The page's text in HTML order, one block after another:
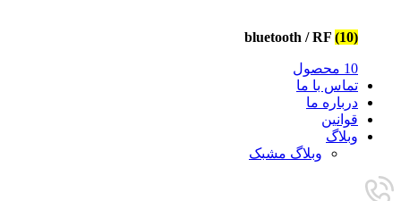
bluetooth / RF (10)
10 محصول
تماس با ما
درباره ما
قوانین
وبلاگ
وبلاگ مشبک